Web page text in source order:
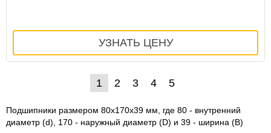
1 2 3 4 5
Подшипники размером 80x170x39 мм, где 80 - внутренний
диаметр (d), 170 - наружный диаметр (D) и 39 - ширина (B)